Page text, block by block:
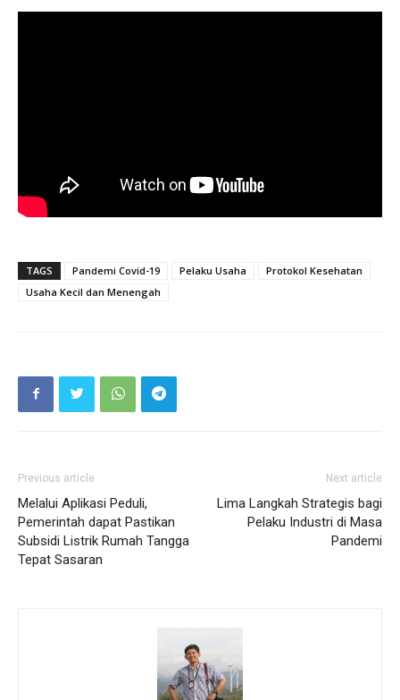
TAGS Pandemi Covid-19 Pelaku Usaha
Protokol Kesehatan
Usaha Kecil dan Menengah
Previous article
Melalui Aplikasi Peduli,
Pemerintah dapat Pastikan
Subsidi Listrik Rumah Tangga
Tepat Sasaran
Next article
Lima Langkah Strategis bagi
Pelaku Industri di Masa
Pandemi